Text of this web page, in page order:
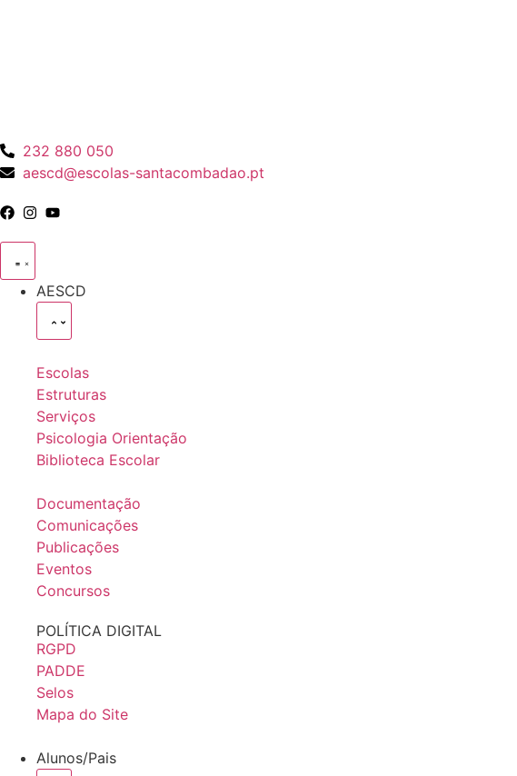
232 880 050
aescd@escolas-santacombadao.pt
AESCD
Escolas
Estruturas
Serviços
Psicologia Orientação
Biblioteca Escolar
Documentação
Comunicações
Publicações
Eventos
Concursos
POLÍTICA DIGITAL
RGPD
PADDE
Selos
Mapa do Site
Alunos/Pais